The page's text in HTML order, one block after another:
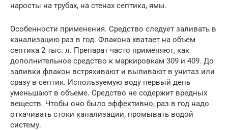
наросты на трубах, на стенах септика, ямы.
Особенности применения. Средство следует заливать в
канализацию раз в год. Флакона хватает на объем
септика 2 тыс. л. Препарат часто применяют, как
дополнительное средство к маркировкам 309 и 409. До
заливки флакон встряхивают и выливают в унитаз или
сразу в септик. Используемую воду первый день
уменьшают в объеме. Средство не содержит вредных
веществ. Чтобы оно было эффективно, раз в год надо
откачивать стоки канализации, промывать водой
систему.